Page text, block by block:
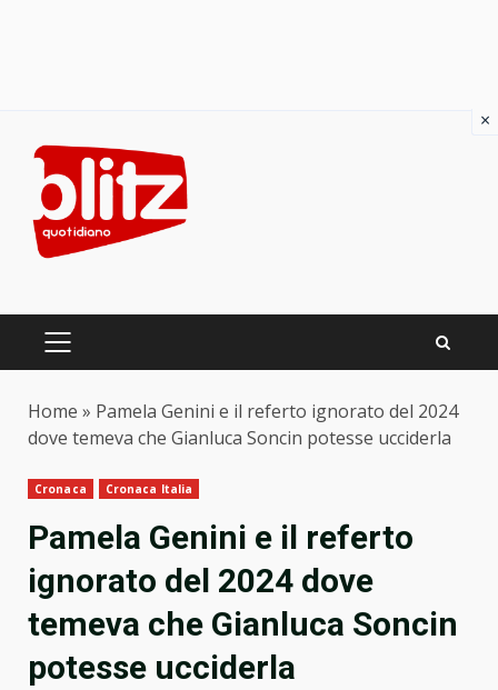
content
PRIMARY
Home » Pamela Genini e il referto ignorato del 2024
dove temeva che Gianluca Soncin potesse ucciderla
Cronaca Cronaca Italia
Pamela Genini e il referto
ignorato del 2024 dove
temeva che Gianluca Soncin
potesse ucciderla
×